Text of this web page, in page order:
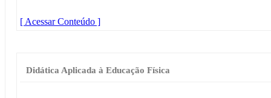
[ Acessar Conteúdo ]
Didática Aplicada à Educação Física